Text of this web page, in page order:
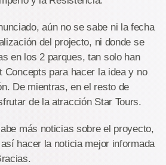
aún no se sabe ni la fecha
del projecto, ni donde se
en los 2 parques, tan solo han
Concepts para hacer la idea y no
De mientras, en el resto de
de la atracción Star Tours.
más noticias sobre el proyecto,
hacer la noticia mejor informada